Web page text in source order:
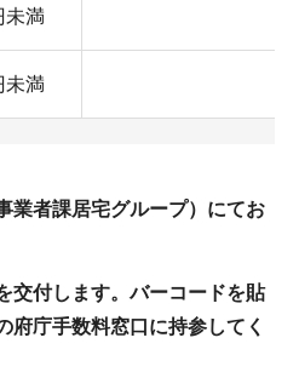
未満
未満
業者課居宅グループ）にてお
交付します。バーコードを貼
府庁手数料窓口に持参してく